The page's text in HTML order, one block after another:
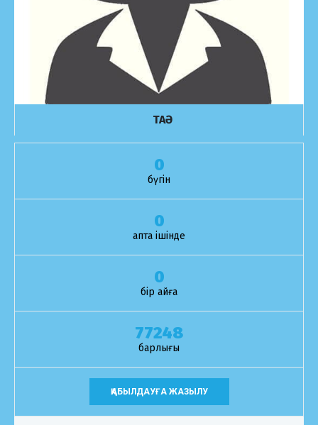
ТАӘ
0
бүгін
0
апта ішінде
0
бір айға
77248
барлығы
ҚАБЫЛДАУҒА ЖАЗЫЛУ